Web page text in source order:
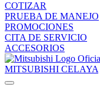
COTIZAR
PRUEBA DE MANEJO
PROMOCIONES
CITA DE SERVICIO
ACCESORIOS
MITSUBISHI CELAYA